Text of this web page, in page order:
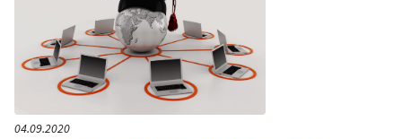
04.09.2020